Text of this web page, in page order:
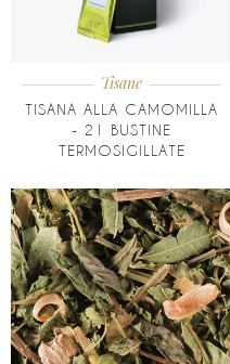
Tisane
TISANA ALLA CAMOMILLA
- 21 BUSTINE
TERMOSIGILLATE